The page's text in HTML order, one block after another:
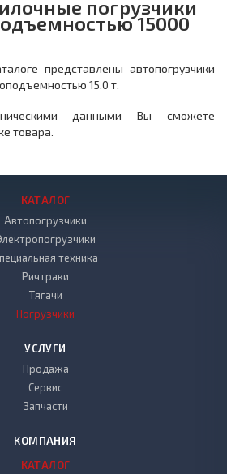
погрузчики
15000
представлены автопогрузчики
15,0 т.
данными Вы сможете
товара.
КАТАЛОГ
Автопогрузчики
техника
Ричтраки
Тягачи
Погрузчики
УСЛУГИ
Продажа
Сервис
Запчасти
КОМПАНИЯ
КАТАЛОГ